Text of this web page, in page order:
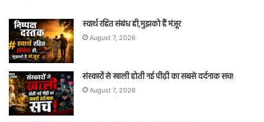
स्वार्थ रहित संबंध ही,मुझको हैं मंज़ूर
August 7, 2026
संस्कारों से खाली होती नई पीढ़ी का सबसे दर्दनाक सच!
August 7, 2026